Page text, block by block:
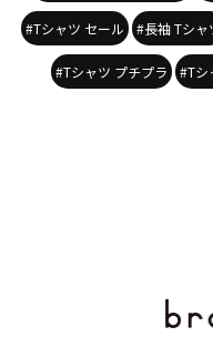
#Tシャツ セール #長袖 Tシャ
#Tシャツ プチプラ #Tシ